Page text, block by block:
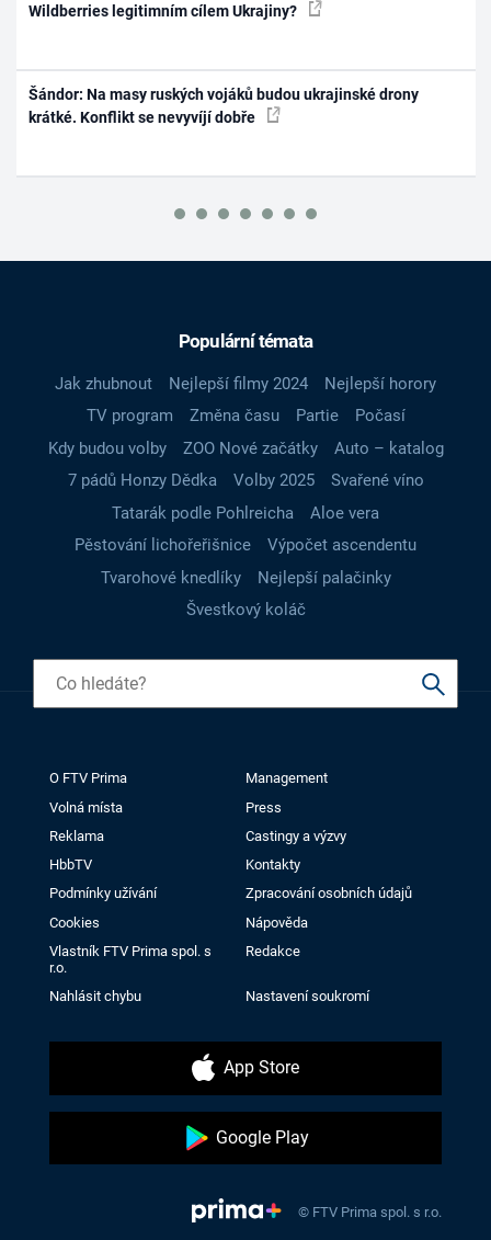
Wildberries legitimním cílem Ukrajiny?
Šándor: Na masy ruských vojáků budou ukrajinské drony
krátké. Konflikt se nevyvíjí dobře
Populární témata
Jak zhubnout Nejlepší filmy 2024
Nejlepší horory
TV program
Změna času Partie
Počasí
Kdy budou volby
ZOO Nové začátky
Auto – katalog
7 pádů Honzy Dědka
Volby 2025
Svařené víno
Tatarák podle Pohlreicha
Aloe vera
Pěstování lichořeřišnice
Výpočet ascendentu
Tvarohové knedlíky
Nejlepší palačinky
Švestkový koláč
O FTV Prima
Management
Volná místa
Press
Reklama
Castingy a výzvy
HbbTV
Kontakty
Podmínky užívání
Zpracování osobních údajů
Cookies
Nápověda
Vlastník FTV Prima spol. s
r.o.
Redakce
Nahlásit chybu Nastavení soukromí
App Store
Google Play
© FTV Prima spol. s r.o.